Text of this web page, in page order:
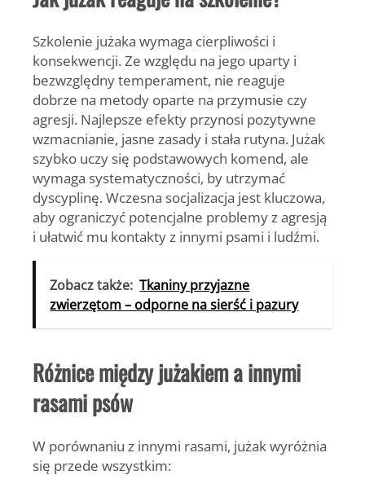
Szkolenie jużaka wymaga cierpliwości i
konsekwencji. Ze względu na jego uparty i
bezwzględny temperament, nie reaguje
dobrze na metody oparte na przymusie czy
agresji. Najlepsze efekty przynosi pozytywne
wzmacnianie, jasne zasady i stała rutyna. Jużak
szybko uczy się podstawowych komend, ale
wymaga systematyczności, by utrzymać
dyscyplinę. Wczesna socjalizacja jest kluczowa,
aby ograniczyć potencjalne problemy z agresją
i ułatwić mu kontakty z innymi psami i ludźmi.
Zobacz także: Tkaniny przyjazne
zwierzętom – odporne na sierść i pazury
Różnice między jużakiem a innymi
rasami psów
W porównaniu z innymi rasami, jużak wyróżnia
się przede wszystkim: